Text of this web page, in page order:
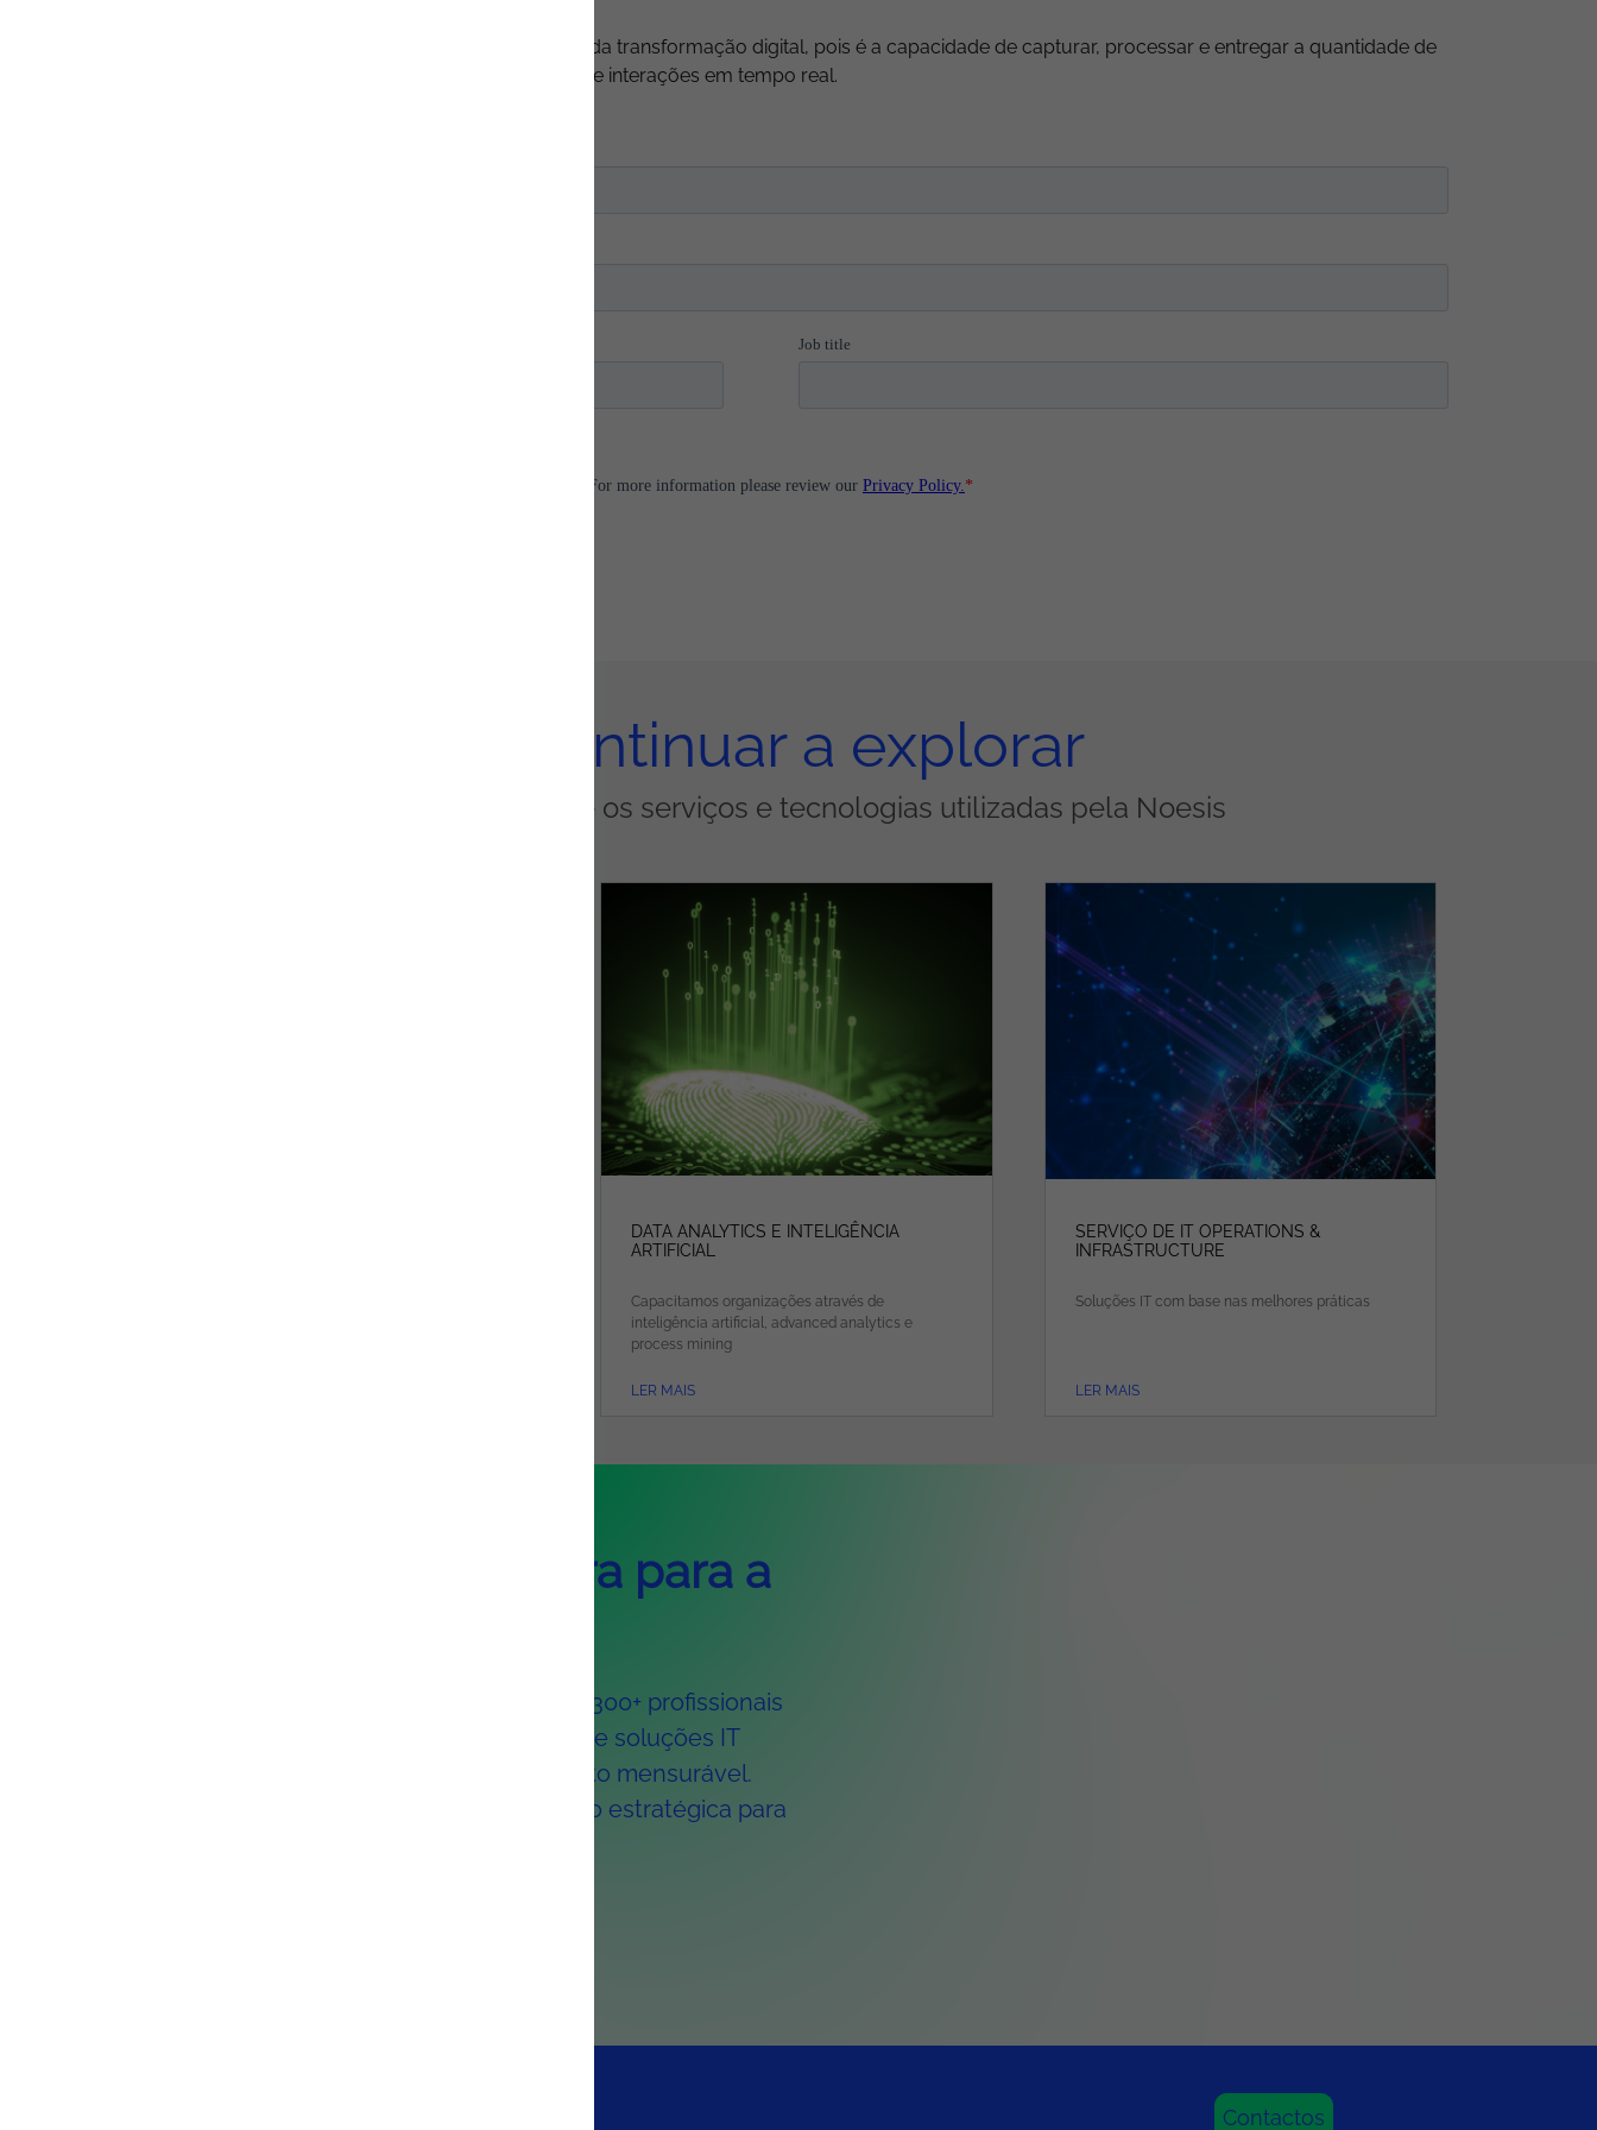
O Big Data & Analytics foram, e ainda são, o centro da transformação digital, pois é a capacidade de capturar, processar e entregar a quantidade de
dados gerados num segundo que permite análises e interações em tempo real.
Continuar a explorar
Saiba mais sobre os serviços e tecnologias utilizadas pela Noesis
DATA ANALYTICS E INTELIGÊNCIA
ARTIFICIAL
Capacitamos organizações através de
inteligência artificial, advanced analytics e
process mining
LER MAIS
SERVIÇO DE IT OPERATIONS &
INFRASTRUCTURE
Soluções IT com base nas melhores práticas
LER MAIS
Noesis como parceira para a
Com mais de 30 anos de experiência e 1.300+ profissionais
certificados em 8 países, a Noesis oferece soluções IT
end-to-end que impulsionam crescimento mensurável.
Combinamos expertise técnica com visão estratégica para
Contactos